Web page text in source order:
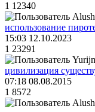
1 12340
использование
15:03 12.10.2023
1 23291
цивилизация
07:18 08.08.2015
1 8572